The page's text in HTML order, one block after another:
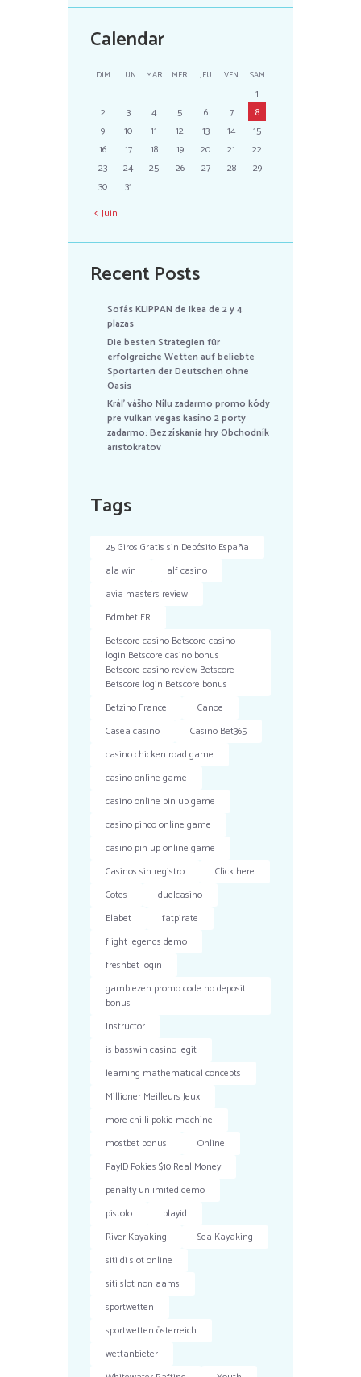
Calendar
DIM LUN MAR MER JEU VEN SAM
1
2
3 4 5 6 7
8
9
10 11 12 13 14
15
16
17 18 19 20 21
22
23
24 25 26 27 28
29
30
31
Juin
Recent Posts
Sofás KLIPPAN de Ikea de 2 y 4
plazas
Die besten Strategien für
erfolgreiche Wetten auf beliebte
Sportarten der Deutschen ohne
Oasis
Kráľ vášho Nílu zadarmo promo kódy
pre vulkan vegas kasíno 2 porty
zadarmo: Bez získania hry Obchodník
aristokratov
Tags
25 Giros Gratis sin Depósito España
ala win
alf casino
avia masters review
Bdmbet FR
Betscore casino Betscore casino
login Betscore casino bonus
Betscore casino review Betscore
Betscore login Betscore bonus
Betzino France
Canoe
Casea casino
Casino Bet365
casino chicken road game
casino online game
casino online pin up game
casino pinco online game
casino pin up online game
Casinos sin registro
Click here
Cotes
duelcasino
Elabet
fatpirate
flight legends demo
freshbet login
gamblezen promo code no deposit
bonus
Instructor
is basswin casino legit
learning mathematical concepts
Millioner Meilleurs Jeux
more chilli pokie machine
mostbet bonus
Online
PayID Pokies $10 Real Money
penalty unlimited demo
pistolo
playid
River Kayaking
Sea Kayaking
siti di slot online
siti slot non aams
sportwetten
sportwetten österreich
wettanbieter